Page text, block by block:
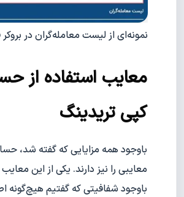
نمونه‌ای از لیست معامله‌گران در
معایب استفاده از
کپی تریدینگ
باوجود همه مزایایی که گفته شد،
معایبی را نیز دارند. یکی از این
باوجود شفافیتی که گفتیم هیچ‌گونه